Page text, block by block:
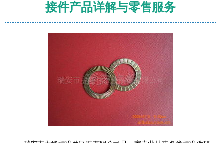
接件产品详解与零售服务